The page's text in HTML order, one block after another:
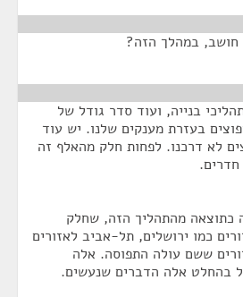
חושב, במהלך הזה?
בתהליכי בנייה, ועוד סדר גודל של
בעזרת מענקים שלנו. יש עוד
לא דרכנו. לפחות חלק מהאלף זה
כתוצאה מהתהליך הזה, שחלק
כמו ירושלים, תל-אביב לאזורים
ששם עולה התפוסה. אלה
בהחלט אלה הדברים שנעשים.